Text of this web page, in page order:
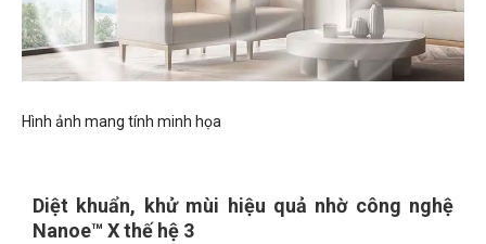
Hình ảnh mang tính minh họa
Diệt khuẩn, khử mùi hiệu quả nhờ công nghệ
Nanoe™ X thế hệ 3